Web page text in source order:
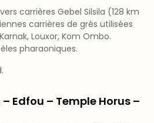
carrières Gebel Silsila (128 km
carrières de grès utilisées
Louxor, Kom Ombo.
pharaoniques.
Edfou – Temple Horus –